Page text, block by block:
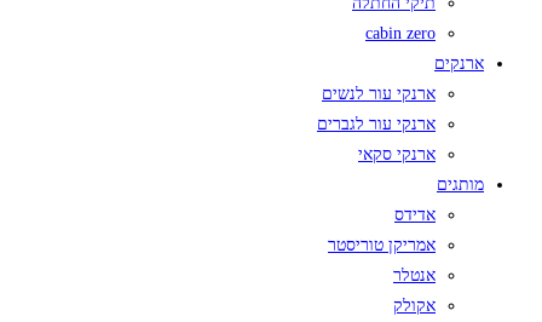
cabin zero
ארנקים
ארנקי עור לנשים
ארנקי עור לגברים
ארנקי סקאי
מותגים
אדידס
אמריקן טוריסטר
אנטלר
אקולק